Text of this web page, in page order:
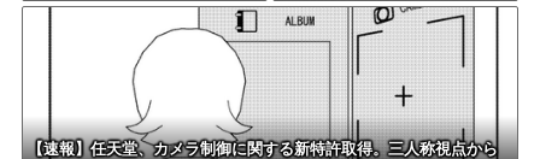
加えるべき要素
【速報】任天堂、カメラ制御に関する新特許取得。三人称視点から